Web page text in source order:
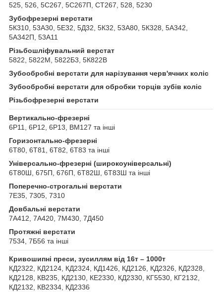
525, 526, 5С267, 5С267П, СТ267, 528, 5230
Зубофрезерні верстати
5К310, 53А30, 5Е32, 5Д32, 5К32, 53А80, 5К328, 5А342,
5А342П, 53А11
Різьбошліфувальний верстат
5822, 5822М, 5822Б3, 5К822В
Зубообробні верстати для нарізування черв'ячних коліс
Зубообробні верстати для обробки торців зубів коліс
Різьбофрезерні верстати
Вертикально-фрезерні
6Р11, 6Р12, 6Р13, ВМ127 та інші
Горизонтально-фрезерні
6Т80, 6Т81, 6Т82, 6Т83 та інші
Універсально-фрезерні (широкоуніверсальні)
6Т80Ш, 675П, 676П, 6Т82Ш, 6Т83Ш та інші
Поперечно-строгальні верстати
7Е35, 7305, 7310
Довбальні верстати
7А412, 7А420, 7М430, 7Д450
Протяжні верстати
7534, 7Б56 та інші
Кривошипні преси, зусиллям від 16т – 1000т
КД2322, КД2124, КД2324, КД1426, КД2126, КД2326, КД2328,
КД2128, КВ235, КД2130, КЕ2330, КД2330, КГ5530, КГ2132,
КД2132, КВ2334, КД2336